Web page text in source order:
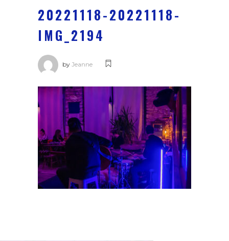
20221118-20221118-
IMG_2194
by Jeanne